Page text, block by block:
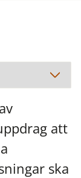
att
ska